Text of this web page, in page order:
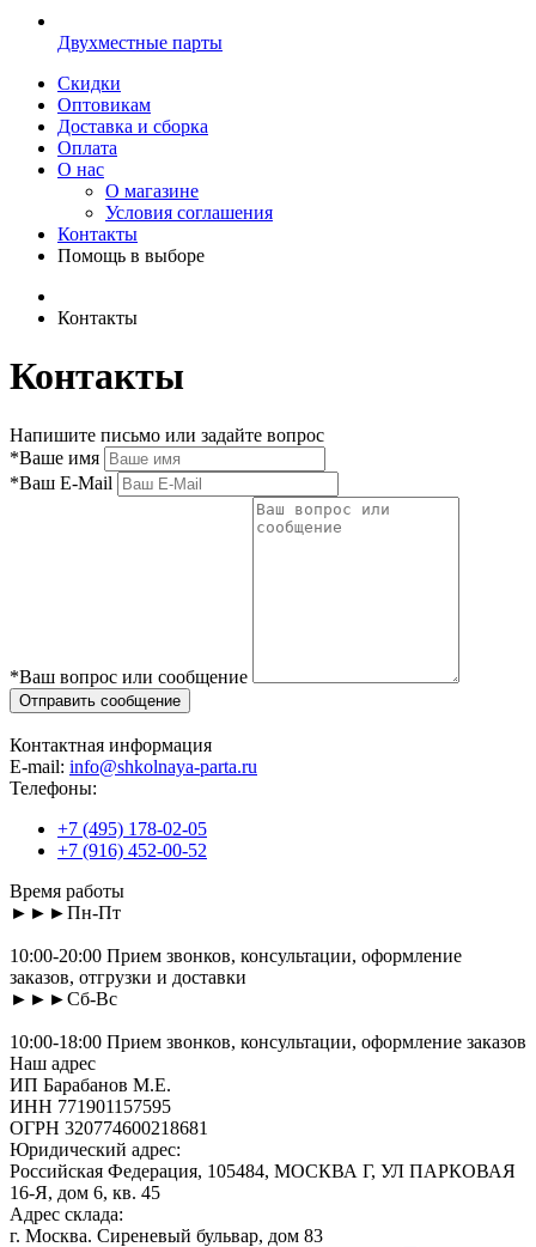
Двухместные парты
Скидки
Оптовикам
Доставка и сборка
Оплата
О нас
О магазине
Условия соглашения
Контакты
Помощь в выборе
Контакты
Контакты
Напишите письмо или задайте вопрос
*Ваше имя
*Ваш E-Mail
*Ваш вопрос или сообщение
Контактная информация
E-mail: info@shkolnaya-parta.ru
Телефоны:
+7 (495) 178-02-05
+7 (916) 452-00-52
Время работы
►►►Пн-Пт
10:00-20:00 Прием звонков, консультации, оформление
заказов, отгрузки и доставки
►►►Сб-Вс
10:00-18:00 Прием звонков, консультации, оформление заказов
Наш адрес
ИП Барабанов М.Е.
ИНН 771901157595
ОГРН 320774600218681
Юридический адрес:
Российская Федерация, 105484, МОСКВА Г, УЛ ПАРКОВАЯ
16-Я, дом 6, кв. 45
Адрес склада:
г. Москва. Сиреневый бульвар, дом 83